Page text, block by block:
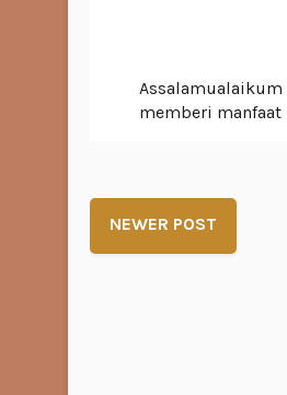
Assalamualaikum
memberi manfaat
NEWER POST